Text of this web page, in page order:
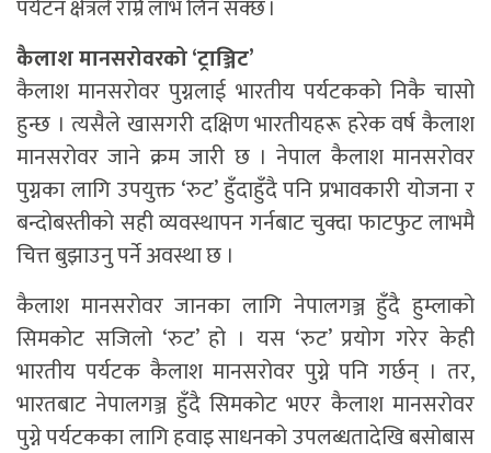
पर्यटन क्षेत्रले राम्रै लाभ लिन सक्छ ।
कैलाश मानसरोवरको ‘ट्राञ्जिट’
कैलाश मानसरोवर पुग्नलाई भारतीय पर्यटकको निकै चासो
हुन्छ । त्यसैले खासगरी दक्षिण भारतीयहरू हरेक वर्ष कैलाश
मानसरोवर जाने क्रम जारी छ । नेपाल कैलाश मानसरोवर
पुग्नका लागि उपयुक्त ‘रुट’ हुँदाहुँदै पनि प्रभावकारी योजना र
बन्दोबस्तीको सही व्यवस्थापन गर्नबाट चुक्दा फाटफुट लाभमै
चित्त बुझाउनु पर्ने अवस्था छ ।
कैलाश मानसरोवर जानका लागि नेपालगञ्ज हुँदै हुम्लाको
सिमकोट सजिलो ‘रुट’ हो । यस ‘रुट’ प्रयोग गरेर केही
भारतीय पर्यटक कैलाश मानसरोवर पुग्ने पनि गर्छन् । तर,
भारतबाट नेपालगञ्ज हुँदै सिमकोट भएर कैलाश मानसरोवर
पुग्ने पर्यटकका लागि हवाइ साधनको उपलब्धतादेखि बसोबास